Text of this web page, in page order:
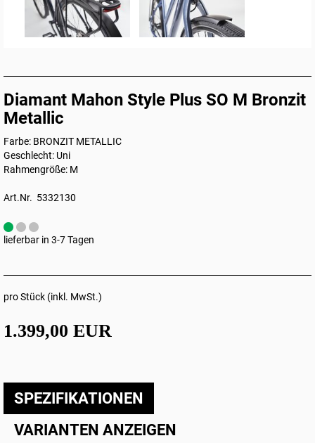
Diamant Mahon Style Plus SO M Bronzit
Metallic
Farbe: BRONZIT METALLIC
Geschlecht: Uni
Rahmengröße: M
Art.Nr. 5332130
lieferbar in 3-7 Tagen
pro Stück (inkl. MwSt.)
1.399,00 EUR
SPEZIFIKATIONEN
VARIANTEN ANZEIGEN